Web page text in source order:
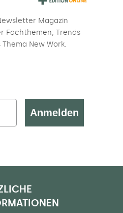
Magazin
Fachthemen, Trends
New Work.
Anmelden